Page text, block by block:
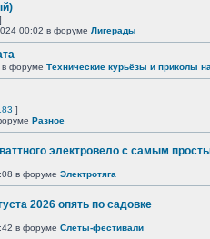
]
00:02 в форуме Лигерады
в форуме Технические курьёзы и приколы
]
Разное
электровело с самым
в форуме Электротяга
2026 опять по садовке
в форуме Слеты-фестивали